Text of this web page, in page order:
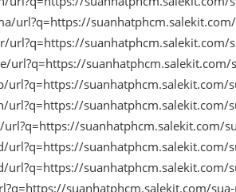
url?q=https://
url?q=https://suanhatphcm.salekit.com/
url?q=https://
url?q=https://suanhatphcm.salekit.com/
url?q=https://suanhatphcm.salekit.com/
suanhatphcm.salekit.com/
url?q=https://suanhatphcm.salekit.com/
url?q=https://suanhatphcm.salekit.com/
suanhatphcm.salekit.com/